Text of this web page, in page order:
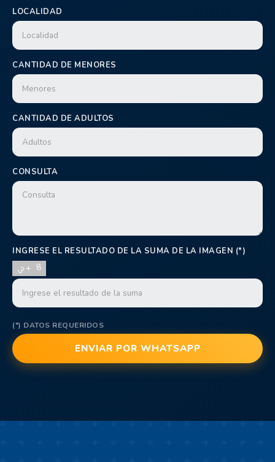
LOCALIDAD
CANTIDAD DE MENORES
CANTIDAD DE ADULTOS
CONSULTA
INGRESE EL RESULTADO DE LA SUMA DE LA IMAGEN (*)
(*) DATOS REQUERIDOS